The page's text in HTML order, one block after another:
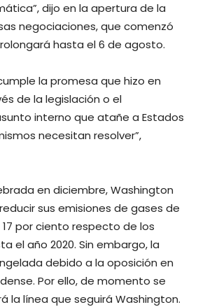
dijo en la apertura de la
negociaciones, que comenzó
hasta el 6 de agosto.
la promesa que hizo en
de la legislación o el
interno que atañe a Estados
necesitan resolver”,
en diciembre, Washington
sus emisiones de gases de
por ciento respecto de los
el año 2020. Sin embargo, la
debido a la oposición en
Por ello, de momento se
la línea que seguirá Washington.